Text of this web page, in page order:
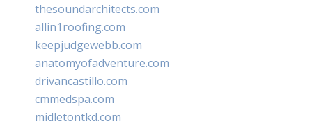
thesoundarchitects.com
allin1roofing.com
keepjudgewebb.com
anatomyofadventure.com
drivancastillo.com
cmmedspa.com
midletontkd.com